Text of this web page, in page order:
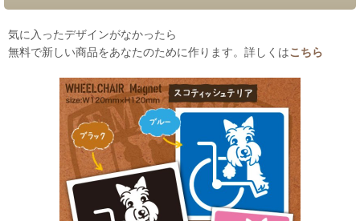
気に入ったデザインがなかったら
無料で新しい商品をあなたのために作ります。詳しくはこちら